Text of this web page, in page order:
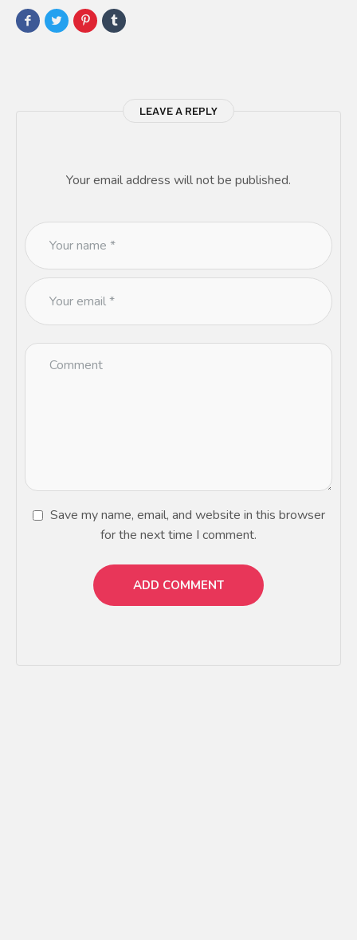
LEAVE A REPLY
Your email address will not be published.
Save my name, email, and website in this browser
for the next time I comment.